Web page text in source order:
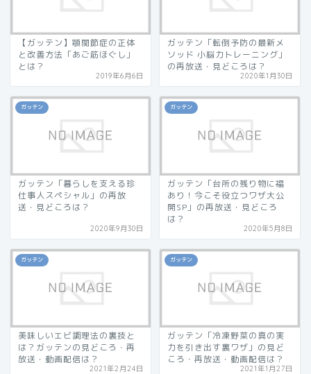
【ガッテン】顎関節症の正体
と改善方法「あご筋ほぐし」
とは？
2019年6月6日
ガッテン「転倒予防の最新メ
ソッド 小脳力トレーニング」
の再放送・見どころは？
2020年1月30日
ガッテン
ガッテン「暮らしを支える珍
仕事人スペシャル」の再放
送・見どころは？
2020年9月30日
ガッテン
ガッテン「台所の残り物に福
あり！今こそ役立つワザ大公
開SP」の再放送・見どころ
は？
2020年5月8日
ガッテン
美味しいエビ調理法の裏技と
は？ガッテンの見どころ・再
放送・動画配信は？
2021年2月24日
ガッテン
ガッテン「冷凍野菜の真の実
力を引き出す裏ワザ」の見ど
ころ・再放送・動画配信は？
2021年1月27日